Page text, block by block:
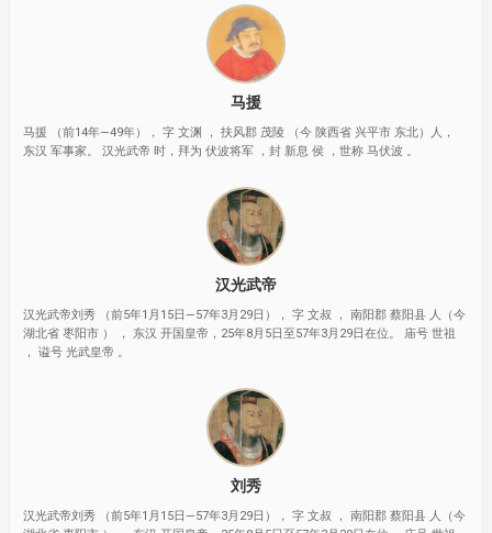
马援
马援 （前14年—49年）， 字 文渊 ， 扶风郡 茂陵 （今 陕西省 兴平市 东北）人，
东汉 军事家。 汉光武帝 时，拜为 伏波将军 ，封 新息 侯 ，世称 马伏波 。
汉光武帝
汉光武帝刘秀 （前5年1月15日—57年3月29日）， 字 文叔 ， 南阳郡 蔡阳县 人（今
湖北省 枣阳市 ） ， 东汉 开国皇帝，25年8月5日至57年3月29日在位。 庙号 世祖
， 谥号 光武皇帝 。
刘秀
汉光武帝刘秀 （前5年1月15日—57年3月29日）， 字 文叔 ， 南阳郡 蔡阳县 人（今